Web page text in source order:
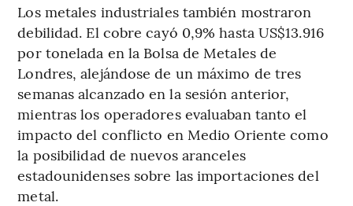
Los metales industriales también mostraron
debilidad. El cobre cayó 0,9% hasta US$13.916
por tonelada en la Bolsa de Metales de
Londres, alejándose de un máximo de tres
semanas alcanzado en la sesión anterior,
mientras los operadores evaluaban tanto el
impacto del conflicto en Medio Oriente como
la posibilidad de nuevos aranceles
estadounidenses sobre las importaciones del
metal.